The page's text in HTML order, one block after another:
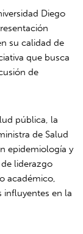
Diego
su calidad de
que busca
de
pública, la
de Salud
epidemiología y
liderazgo
académico,
influyentes en la